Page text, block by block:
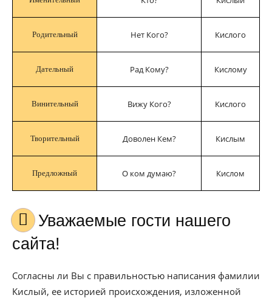
Родительный Нет Кого? Кислого
Дательный Рад Кому? Кислому
Винительный Вижу Кого? Кислого
Творительный Доволен Кем? Кислым
Предложный О ком думаю? Кислом
Уважаемые гости нашего
сайта!
Согласны ли Вы с правильностью написания фамилии
Кислый, ее историей происхождения, изложенной